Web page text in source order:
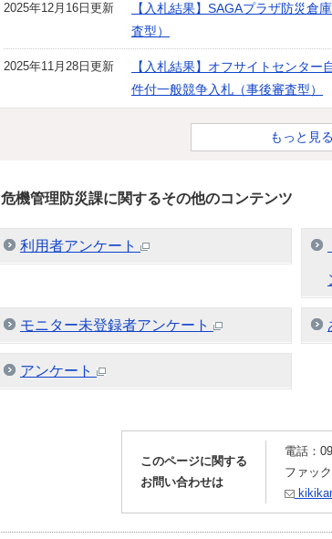
2025年12月16日更新
【入札結果】SAGAプラザ防災倉
査型）
2025年11月28日更新
【入札結果】オフサイトセンタ
件付一般競争入札（事後審査型）
もっと見る
危機管理防災課に関するその他のコンテンツ
利用者アンケート
モニター未登録者アンケート
アンケート
このページに関する
お問い合わせは
電話：
ファッ